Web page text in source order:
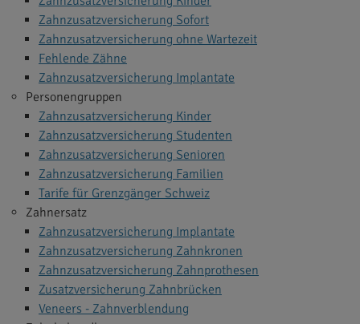
Zahnzusatzversicherung Sofort
Zahnzusatzversicherung ohne Wartezeit
Fehlende Zähne
Zahnzusatzversicherung Implantate
Personengruppen
Zahnzusatzversicherung Kinder
Zahnzusatzversicherung Studenten
Zahnzusatzversicherung Senioren
Zahnzusatzversicherung Familien
Tarife für Grenzgänger Schweiz
Zahnersatz
Zahnzusatzversicherung Implantate
Zahnzusatzversicherung Zahnkronen
Zahnzusatzversicherung Zahnprothesen
Zusatzversicherung Zahnbrücken
Veneers - Zahnverblendung